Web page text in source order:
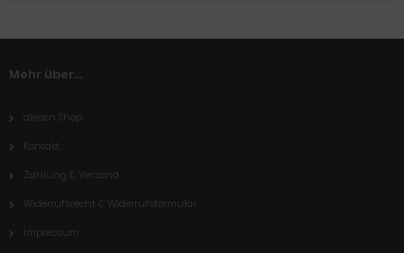
Mehr über...
diesen Shop
Kontakt
Zahlung & Versand
Widerrufsrecht & Widerrufsformular
Impressum